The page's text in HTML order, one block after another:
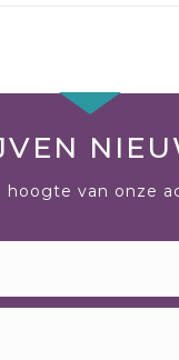
hoogte van onze